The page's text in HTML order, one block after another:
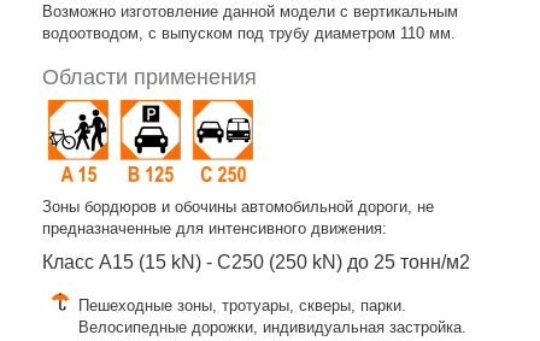
Возможно изготовление данной модели с вертикальным
водоотводом, с выпуском под трубу диаметром 110 мм.
Области применения
Зоны бордюров и обочины автомобильной дороги, не
предназначенные для интенсивного движения:
Класс A15 (15 kN) - C250 (250 kN) до 25 тонн/м2
Пешеходные зоны, тротуары, скверы, парки.
Велосипедные дорожки, индивидуальная застройка.